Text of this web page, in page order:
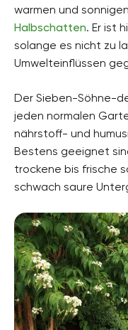
Kalktolerant
Humus
humusreich
Giftig
Ja
Gartenstil
warmen und
Halbschatten. Er ist
solange es nicht zu
Umwelteinflüssen
Der Sieben-Söhne-
jeden normalen
nährstoff- und
Bestens geeignet
trockene bis frische
schwach saure